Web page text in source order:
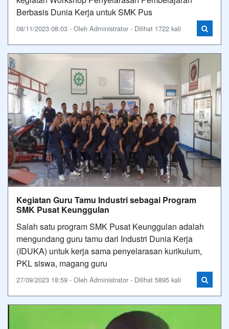
Berbasis Dunia Kerja untuk SMK Pus
08/11/2023 08:03 - Oleh Administrator - Dilihat 1722 kali
Kegiatan Guru Tamu Industri sebagai Program
SMK Pusat Keunggulan
Salah satu program SMK Pusat Keunggulan adalah
mengundang guru tamu dari Industri Dunia Kerja
(IDUKA) untuk kerja sama penyelarasan kurikulum,
PKL siswa, magang guru
27/09/2023 18:59 - Oleh Administrator - Dilihat 5895 kali